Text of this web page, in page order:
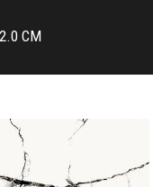
CM